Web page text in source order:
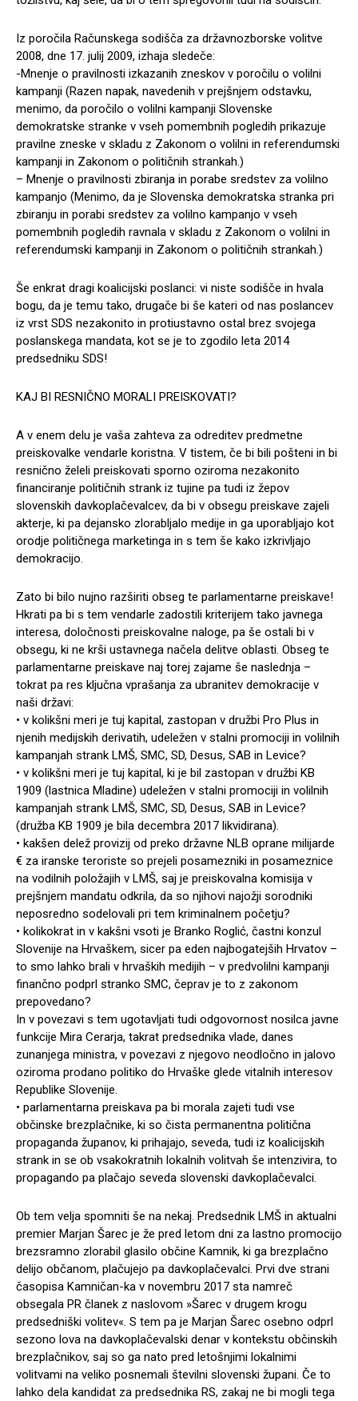
Iz poročila Računskega sodišča za državnozborske volitve
2008, dne 17. julij 2009, izhaja sledeče:
-Mnenje o pravilnosti izkazanih zneskov v poročilu o volilni
kampanji (Razen napak, navedenih v prejšnjem odstavku,
menimo, da poročilo o volilni kampanji Slovenske
demokratske stranke v vseh pomembnih pogledih prikazuje
pravilne zneske v skladu z Zakonom o volilni in referendumski
kampanji in Zakonom o političnih strankah.)
– Mnenje o pravilnosti zbiranja in porabe sredstev za volilno
kampanjo (Menimo, da je Slovenska demokratska stranka pri
zbiranju in porabi sredstev za volilno kampanjo v vseh
pomembnih pogledih ravnala v skladu z Zakonom o volilni in
referendumski kampanji in Zakonom o političnih strankah.)
Še enkrat dragi koalicijski poslanci: vi niste sodišče in hvala
bogu, da je temu tako, drugače bi še kateri od nas poslancev
iz vrst SDS nezakonito in protiustavno ostal brez svojega
poslanskega mandata, kot se je to zgodilo leta 2014
predsedniku SDS!
KAJ BI RESNIČNO MORALI PREISKOVATI?
A v enem delu je vaša zahteva za odreditev predmetne
preiskovalke vendarle koristna. V tistem, če bi bili pošteni in bi
resnično želeli preiskovati sporno oziroma nezakonito
financiranje političnih strank iz tujine pa tudi iz žepov
slovenskih davkoplačevalcev, da bi v obsegu preiskave zajeli
akterje, ki pa dejansko zlorabljalo medije in ga uporabljajo kot
orodje političnega marketinga in s tem še kako izkrivljajo
demokracijo.
Zato bi bilo nujno razširiti obseg te parlamentarne preiskave!
Hkrati pa bi s tem vendarle zadostili kriterijem tako javnega
interesa, določnosti preiskovalne naloge, pa še ostali bi v
obsegu, ki ne krši ustavnega načela delitve oblasti. Obseg te
parlamentarne preiskave naj torej zajame še naslednja –
tokrat pa res ključna vprašanja za ubranitev demokracije v
naši državi:
• v kolikšni meri je tuj kapital, zastopan v družbi Pro Plus in
njenih medijskih derivatih, udeležen v stalni promociji in volilnih
kampanjah strank LMŠ, SMC, SD, Desus, SAB in Levice?
• v kolikšni meri je tuj kapital, ki je bil zastopan v družbi KB
1909 (lastnica Mladine) udeležen v stalni promociji in volilnih
kampanjah strank LMŠ, SMC, SD, Desus, SAB in Levice?
(družba KB 1909 je bila decembra 2017 likvidirana).
• kakšen delež provizij od preko državne NLB oprane milijarde
€ za iranske teroriste so prejeli posamezniki in posameznice
na vodilnih položajih v LMŠ, saj je preiskovalna komisija v
prejšnjem mandatu odkrila, da so njihovi najožji sorodniki
neposredno sodelovali pri tem kriminalnem početju?
• kolikokrat in v kakšni vsoti je Branko Roglić, častni konzul
Slovenije na Hrvaškem, sicer pa eden najbogatejših Hrvatov –
to smo lahko brali v hrvaških medijih – v predvolilni kampanji
finančno podprl stranko SMC, čeprav je to z zakonom
prepovedano?
In v povezavi s tem ugotavljati tudi odgovornost nosilca javne
funkcije Mira Cerarja, takrat predsednika vlade, danes
zunanjega ministra, v povezavi z njegovo neodločno in jalovo
oziroma prodano politiko do Hrvaške glede vitalnih interesov
Republike Slovenije.
• parlamentarna preiskava pa bi morala zajeti tudi vse
občinske brezplačnike, ki so čista permanentna politična
propaganda županov, ki prihajajo, seveda, tudi iz koalicijskih
strank in se ob vsakokratnih lokalnih volitvah še intenzivira, to
propagando pa plačajo seveda slovenski davkoplačevalci.
Ob tem velja spomniti še na nekaj. Predsednik LMŠ in aktualni
premier Marjan Šarec je že pred letom dni za lastno promocijo
brezsramno zlorabil glasilo občine Kamnik, ki ga brezplačno
delijo občanom, plačujejo pa davkoplačevalci. Prvi dve strani
časopisa Kamničan-ka v novembru 2017 sta namreč
obsegala PR članek z naslovom »Šarec v drugem krogu
predsedniški volitev«. S tem pa je Marjan Šarec osebno odprl
sezono lova na davkoplačevalski denar v kontekstu občinskih
brezplačnikov, saj so ga nato pred letošnjimi lokalnimi
volitvami na veliko posnemali številni slovenski župani. Če to
lahko dela kandidat za predsednika RS, zakaj ne bi mogli tega